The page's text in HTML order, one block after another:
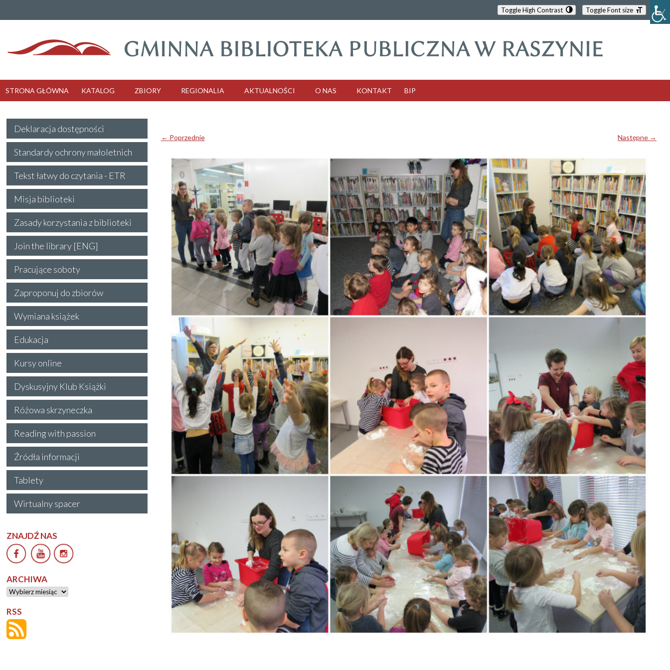
Toggle High Contrast Toggle Font size
STRONA GŁÓWNA KATALOG ZBIORY REGIONALIA AKTUALNOŚCI O NAS KONTAKT BIP
← Poprzednie Następne →
Deklaracja dostępności
Standardy ochrony małoletnich
Tekst łatwy do czytania - ETR
Misja biblioteki
Zasady korzystania z biblioteki
Join the library [ENG]
Pracujące soboty
Zaproponuj do zbiorów
Wymiana książek
Edukacja
Kursy online
Dyskusyjny Klub Książki
Różowa skrzyneczka
Reading with passion
Źródła informacji
Tablety
Wirtualny spacer
ZNAJDŹ NAS
ARCHIWA
Archiwa
RSS